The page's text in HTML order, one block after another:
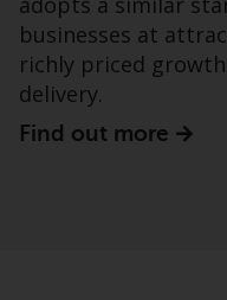
und Abs. 3ter KAG
Der Vertreter der
Fonds in der
INDEPENDENT
businesses at
richly priced
delivery.
Find out more